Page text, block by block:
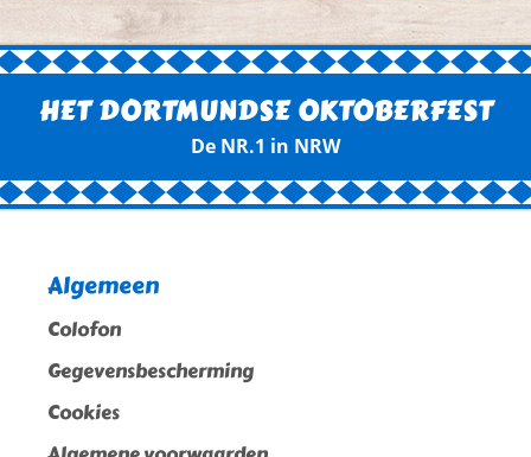
HET DORTMUNDSE OKTOBERFEST
De NR.1 in NRW
Algemeen
Colofon
Gegevensbescherming
Cookies